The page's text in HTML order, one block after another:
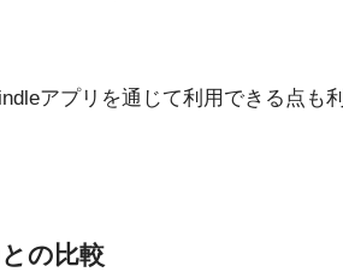
アプリを通じて利用できる点も利
の比較